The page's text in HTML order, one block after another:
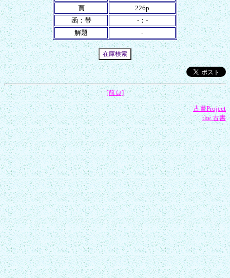
頁
226p
函：帯
-：-
解題
-
[前頁]
古書Project
the 古書